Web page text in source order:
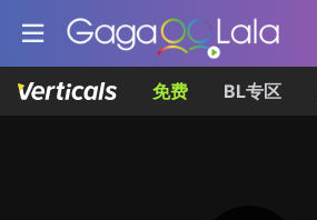
免费 BL专区